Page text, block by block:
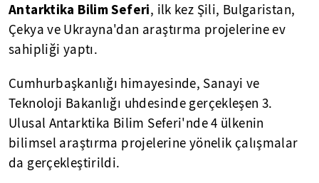
Antarktika Bilim Seferi, ilk kez Şili, Bulgaristan,
Çekya ve Ukrayna'dan araştırma projelerine ev
sahipliği yaptı.
Cumhurbaşkanlığı himayesinde, Sanayi ve
Teknoloji Bakanlığı uhdesinde gerçekleşen 3.
Ulusal Antarktika Bilim Seferi'nde 4 ülkenin
bilimsel araştırma projelerine yönelik çalışmalar
da gerçekleştirildi.